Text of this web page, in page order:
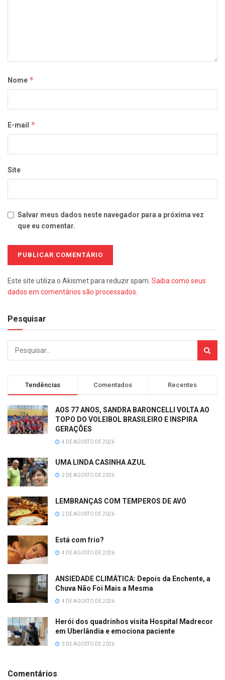
Nome *
E-mail *
Site
Salvar meus dados neste navegador para a próxima vez
que eu comentar.
Este site utiliza o Akismet para reduzir spam. Saiba como seus
dados em comentários são processados
Pesquisar
Tendências Comentados Recentes
AOS 77 ANOS, SANDRA BARONCELLI VOLTA AO
TOPO DO VOLEIBOL BRASILEIRO E INSPIRA
GERAÇÕES
4 DE AGOSTO DE 2026
UMA LINDA CASINHA AZUL
2 DE AGOSTO DE 2026
LEMBRANÇAS COM TEMPEROS DE AVÓ
2 DE AGOSTO DE 2026
Está com frio?
4 DE AGOSTO DE 2026
ANSIEDADE CLIMÁTICA: Depois da Enchente, a
Chuva Não Foi Mais a Mesma
4 DE AGOSTO DE 2026
Herói dos quadrinhos visita Hospital Madrecor
em Uberlândia e emociona paciente
3 DE AGOSTO DE 2026
Comentários